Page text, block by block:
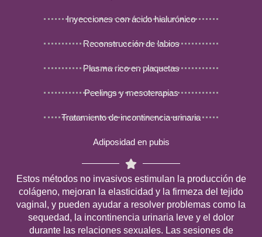
Inyecciones con ácido hialurónico
Reconstrucción de labios
Plasma rico en plaquetas
Peelings y mesoterapias
Tratamiento de incontinencia urinaria
Adiposidad en pubis
Estos métodos no invasivos estimulan la producción de
colágeno, mejoran la elasticidad y la firmeza del tejido
vaginal, y pueden ayudar a resolver problemas como la
sequedad, la incontinencia urinaria leve y el dolor
durante las relaciones sexuales. Las sesiones de